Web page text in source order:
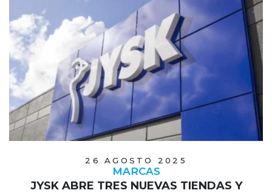
26 AGOSTO 2025
MARCAS
JYSK ABRE TRES NUEVAS TIENDAS Y